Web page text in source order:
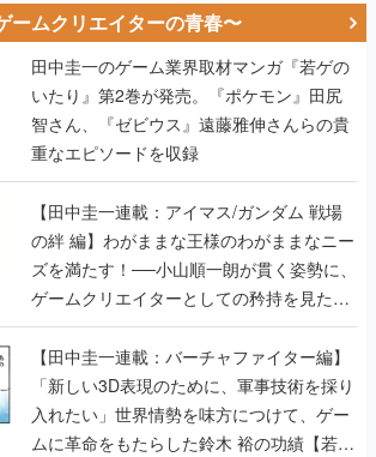
ームクリエイターの青春〜
田中圭一のゲーム業界取材マンガ『若ゲの
いたり』第2巻が発売。『ポケモン』田尻
智さん、『ゼビウス』遠藤雅伸さんらの貴
重なエピソードを収録
【田中圭一連載：アイマス/ガンダム 戦場
の絆 編】わがままな王様のわがままなニー
ズを満たす！──小山順一朗が貫く姿勢に、
ゲームクリエイターとしての矜持を見た
【若ゲのいたり最終回】
【田中圭一連載：バーチャファイター編】
「新しい3D表現のために、軍事技術を採り
入れたい」世界情勢を味方につけて、ゲー
ムに革命をもたらした鈴木 裕の功績【若ゲ